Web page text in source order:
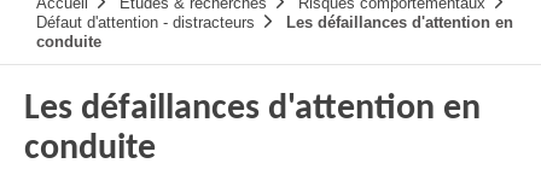
principale
Défaut d'attention - distracteurs
Les défaillances d'attention en
conduite
Les défaillances d'attention en
conduite